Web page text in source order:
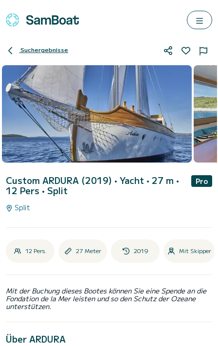
Suchergebnisse
Custom ARDURA (2019) • Yacht • 27 m •
12 Pers • Split
Pro
Split
12 Pers. 27 Meter 2019 Mit Skipper
Mit der Buchung dieses Bootes können Sie eine Spende an die
Fondation de la Mer leisten und so den Schutz der Ozeane
unterstützen.
Über ARDURA